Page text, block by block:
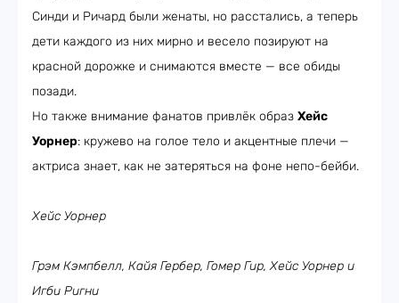
Синди и Ричард были женаты, но расстались, а теперь
дети каждого из них мирно и весело позируют на
красной дорожке и снимаются вместе — все обиды
позади.
Но также внимание фанатов привлёк образ Хейс
Уорнер: кружево на голое тело и акцентные плечи —
актриса знает, как не затеряться на фоне непо-бейби.
Хейс Уорнер
Грэм Кэмпбелл, Кайя Гербер, Гомер Гир, Хейс Уорнер и
Игби Ригни